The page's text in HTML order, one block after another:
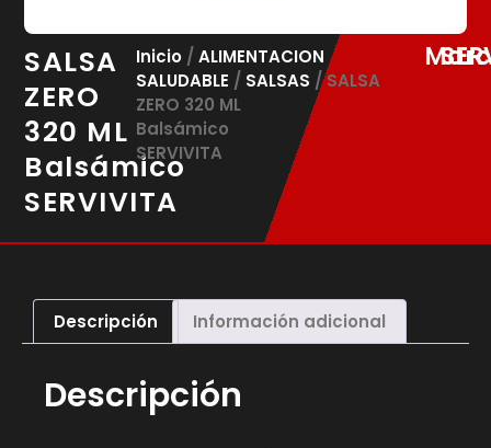
SALSA
ZERO
320 ML
Balsámico
SERVIVITA
Inicio/ALIMENTACION
SALUDABLE / SALSAS / SALSA
ZERO 320 ML
Balsámico
SERVIVITA
Descripción Información adicional
Descripción